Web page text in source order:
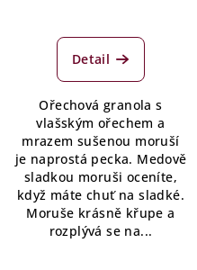
Detail
Ořechová granola s
vlašským ořechem a
mrazem sušenou moruší
je naprostá pecka. Medově
sladkou moruši oceníte,
když máte chuť na sladké.
Moruše krásně křupe a
rozplývá se na...